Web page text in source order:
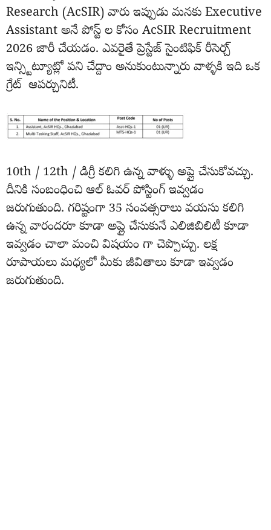
Research (AcSIR) వారు ఇప్పుడు మనకు Executive
Assistant అనే పోస్ట్ ల కోసం AcSIR Recruitment
2026 జారీ చేయడం. ఎవరైతే ప్రెస్టేజ్ సైంటిఫిక్ రీసెర్చ్
ఇన్స్టిట్యూట్లో పని చేద్దాం అనుకుంటున్నారు వాళ్ళకి ఇది ఒక
గ్రేట్ ఆపర్చునిటీ.
10th / 12th / డిగ్రీ కలిగి ఉన్న వాళ్ళు అప్లై చేసుకోవచ్చు.
దీనికి సంబంధించి ఆల్ ఓవర్ పోస్టింగ్ ఇవ్వడం
జరుగుతుంది. గరిష్టంగా 35 సంవత్సరాలు వయసు కలిగి
ఉన్న వారందరూ కూడా అప్లై చేసుకునే ఎలిజిబిలిటీ కూడా
ఇవ్వడం చాలా మంచి విషయం గా చెప్పొచ్చు. లక్ష
రూపాయలు మధ్యలో మీకు జీవితాలు కూడా ఇవ్వడం
జరుగుతుంది.